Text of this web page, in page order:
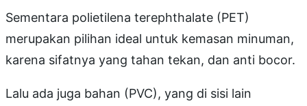
Sementara polietilena terephthalate (PET)
merupakan pilihan ideal untuk kemasan minuman,
karena sifatnya yang tahan tekan, dan anti bocor.
Lalu ada juga bahan (PVC), yang di sisi lain